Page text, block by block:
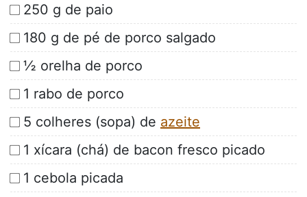
250 g de paio
180 g de pé de porco salgado
½ orelha de porco
1 rabo de porco
5 colheres (sopa) de azeite
1 xícara (chá) de bacon fresco picado
1 cebola picada